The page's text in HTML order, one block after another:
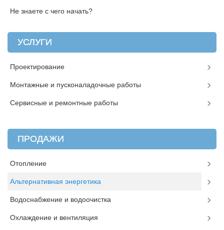
Не знаете с чего начать?
УСЛУГИ
Проектирование
Монтажные и пусконаладочные работы
Сервисные и ремонтные работы
ПРОДАЖИ
Отопление
Альтернативная энергетика
Водоснабжение и водоочистка
Охлаждение и вентиляция